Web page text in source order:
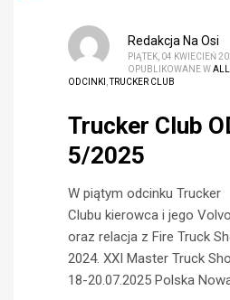
Redakcja Na Osi
PIĄTEK, 04 KWIECIEŃ
OPUBLIKOWANE WALL
ODCINKI ,TRUCKER CLUB
Trucker Club
5/2025
W piątym odcinku Trucker
Clubu kierowca i jego
oraz relacja z Fire Truck
2024. XXI Master Truck
18-20.07.2025 Polska